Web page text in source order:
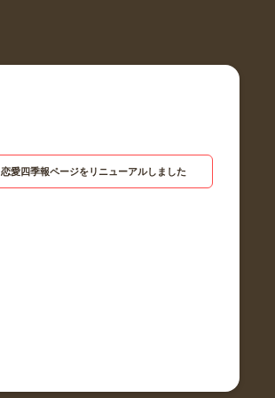
恋愛四季報ページをリニューアルしました